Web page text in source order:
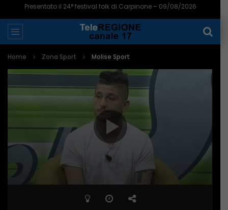
Presentato il 24° festival folk di Carpinone – 09/08/2026
Home Zona Sport Molise Sport